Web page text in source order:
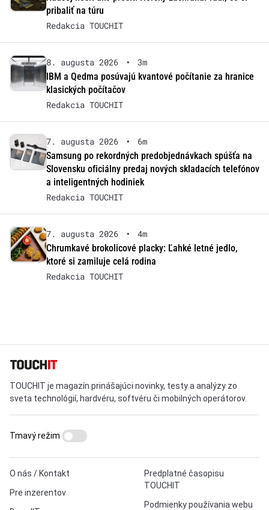
pribaliť na túru
Redakcia TOUCHIT
8. augusta 2026 •
3m
IBM a Qedma posúvajú kvantové počítanie za hranice
klasických počítačov
Redakcia TOUCHIT
7. augusta 2026 •
6m
Samsung po rekordných predobjednávkach spúšťa na
Slovensku oficiálny predaj nových skladacích telefónov
a inteligentných hodiniek
Redakcia TOUCHIT
7. augusta 2026 •
4m
Chrumkavé brokolicové placky: Ľahké letné jedlo,
ktoré si zamiluje celá rodina
Redakcia TOUCHIT
TOUCHIT je magazín prinášajúci novinky, testy a analýzy zo
sveta technológií, hardvéru, softvéru či mobilných operátorov.
O nás / Kontakt
Pre inzerentov
Predplatné časopisu
TOUCHIT
Podmienky používania webu
Tmavý režim